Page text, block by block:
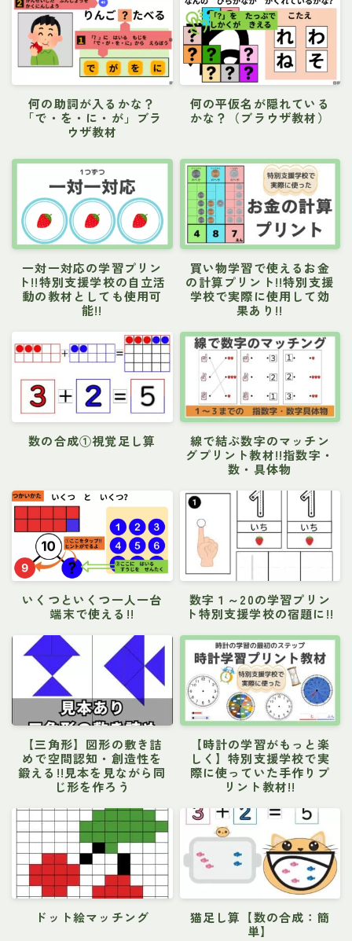
何の助詞が入るかな？
「で・を・に・が」ブラ
ウザ教材
何の平仮名が隠れている
かな？（ブラウザ教材）
一対一対応の学習プリン
ト!!特別支援学校の自立活
動の教材としても使用可
能!!
買い物学習で使えるお金
の計算プリント!!特別支援
学校で実際に使用して効
果あり!!
数の合成①視覚足し算
線で結ぶ数字のマッチン
グプリント教材!!指数字・
数・具体物
いくつといくつ一人一台
端末で使える!!
数字１～20の学習プリン
ト特別支援学校の宿題に!!
【三角形】図形の敷き詰
めで空間認知・創造性を
鍛える!!見本を見ながら同
じ形を作ろう
【時計の学習がもっと楽
しく】特別支援学校で実
際に使っていた手作りプ
リント教材!!
ドット絵マッチング
猫足し算【数の合成：簡
単】